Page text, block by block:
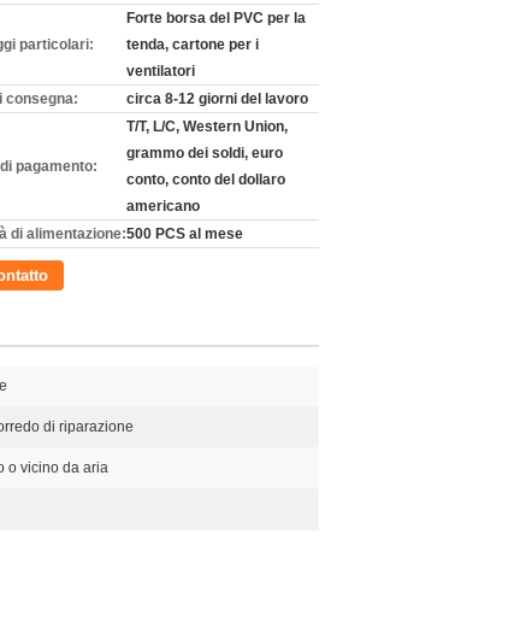
particolari:
Forte borsa del PVC per la
tenda, cartone per i
ventilatori
consegna:
circa 8-12 giorni del lavoro
pagamento:
T/T, L/C, Western Union,
grammo dei soldi, euro
conto, conto del dollaro
americano
di alimentazione:500 PCS al mese
di riparazione
o vicino da aria